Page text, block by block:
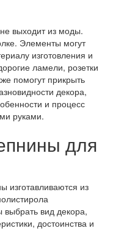
выходит из моды.
Элементы могут
изготовления и
ламели, розетки
помогут прикрыть
декора,
и процесс
руками.
для
из
выбрать вид декора,
достоинства и